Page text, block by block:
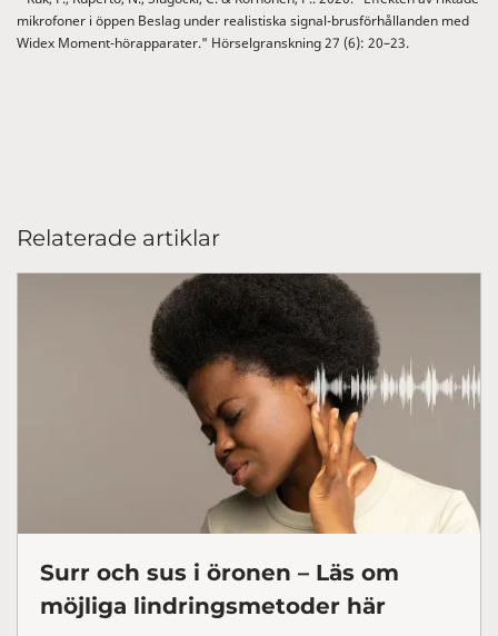
mikrofoner i öppen Beslag under realistiska signal-brusförhållanden med
Widex Moment-hörapparater." Hörselgranskning 27 (6): 20–23.
Relaterade artiklar
Surr och sus i öronen – Läs om
möjliga lindringsmetoder här